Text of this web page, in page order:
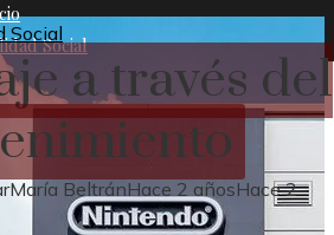
Social
Social
a través del
María BeltránHace 2 añosHace 2